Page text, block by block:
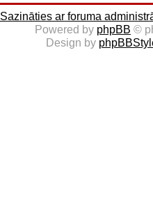
Sazināties ar foruma
Powered by phpBB ©
Design by